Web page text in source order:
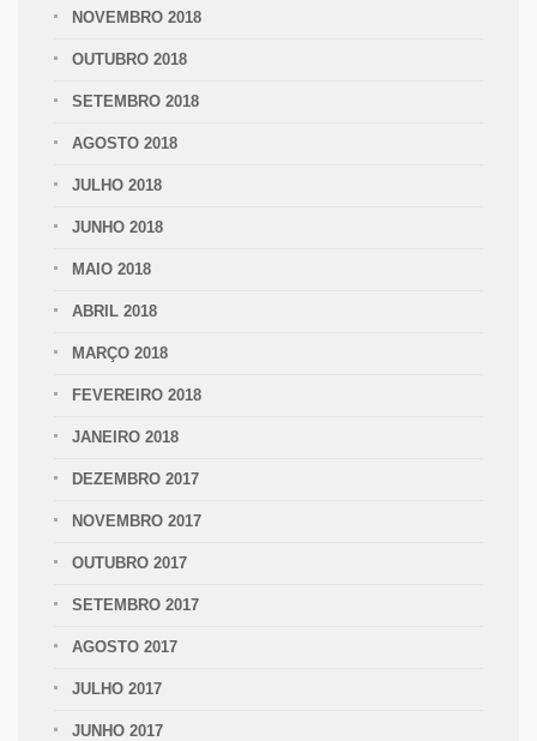
NOVEMBRO 2018
OUTUBRO 2018
SETEMBRO 2018
AGOSTO 2018
JULHO 2018
JUNHO 2018
MAIO 2018
ABRIL 2018
MARÇO 2018
FEVEREIRO 2018
JANEIRO 2018
DEZEMBRO 2017
NOVEMBRO 2017
OUTUBRO 2017
SETEMBRO 2017
AGOSTO 2017
JULHO 2017
JUNHO 2017